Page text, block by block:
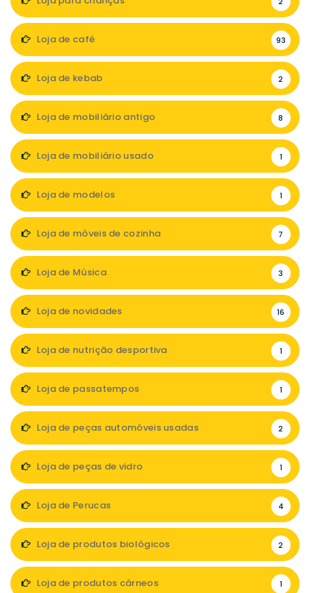
Loja de café 93
Loja de kebab 2
Loja de mobiliário antigo 8
Loja de mobiliário usado 1
Loja de modelos 1
Loja de móveis de cozinha 7
Loja de Música 3
Loja de novidades 16
Loja de nutrição desportiva 1
Loja de passatempos 1
Loja de peças automóveis usadas 2
Loja de peças de vidro 1
Loja de Perucas 4
Loja de produtos biológicos 2
Loja de produtos cárneos 1